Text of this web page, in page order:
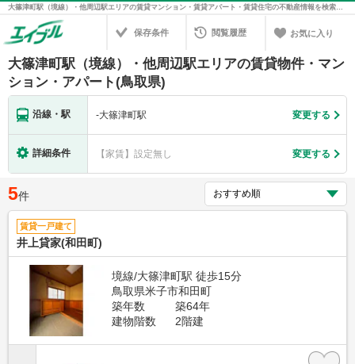
大篠津町駅（境線）・他周辺駅エリアの賃貸マンション・賃貸アパート・賃貸住宅の不動産情報を検索！不動産賃貸の物件探しは、お部屋探しのエイブル
保存条件 閲覧履歴 お気に入り
大篠津町駅（境線）・他周辺駅エリアの賃貸物件・マン
ション・アパート(鳥取県)
沿線・駅 -大篠津町駅 変更する
詳細条件 【家賃】設定無し 変更する
5件
賃貸一戸建て
井上貸家(和田町)
境線/大篠津町駅 徒歩15分
鳥取県米子市和田町
築年数
築64年
建物階数
2階建